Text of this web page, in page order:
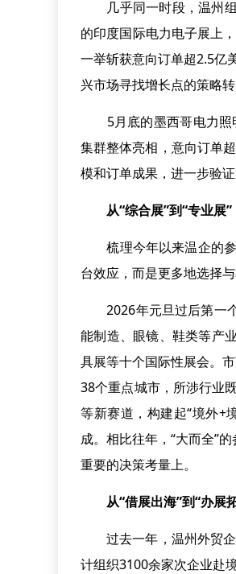
几乎同一时段，温州组
的印度国际电力电子展上
一举斩获意向订单超2.5亿
兴市场寻找增长点的策略
5月底的墨西哥电力照
集群整体亮相，意向订单
模和订单成果，进一步验
从“综合展”到“专业展
梳理今年以来温企的参
台效应，而是更多地选择
2026年元旦过后第一个
能制造、眼镜、鞋类等产
具展等十个国际性展会。
38个重点城市，所涉行业
等新赛道，构建起“境外+
成。相比往年，“大而全”
重要的决策考量上。
从“借展出海”到“办展
过去一年，温州外贸企
计组织3100余家次企业赴